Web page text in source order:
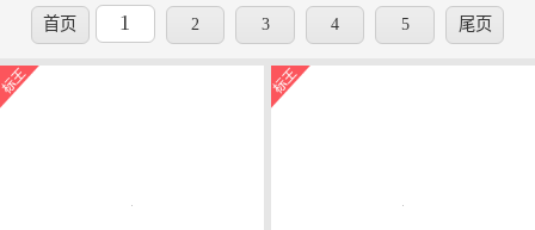
首页 1 2 3 4 5 尾页